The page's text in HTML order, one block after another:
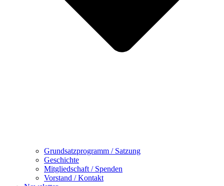
Grundsatzprogramm / Satzung
Geschichte
Mitgliedschaft / Spenden
Vorstand / Kontakt